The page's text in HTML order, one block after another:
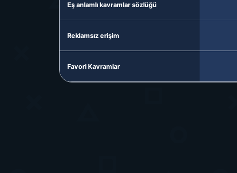
Eş anlamlı kavramlar sözlüğü
Reklamsız erişim
Favori Kavramlar